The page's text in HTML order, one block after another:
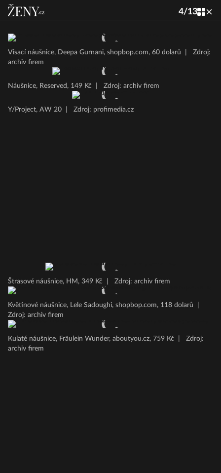
4/13
Visací náušnice, Deepa Gurnani, shopbop.com, 60 dolarů
Zdroj:
archiv firem
Náušnice, Reserved, 149 Kč Zdroj: archiv firem
Y/Project, AW 20 Zdroj: profimedia.cz
Štrasové náušnice, HM, 349 Kč Zdroj: archiv firem
Květinové náušnice, Lele Sadoughi, shopbop.com, 118 dolarů
Zdroj: archiv firem
Kulaté náušnice, Fräulein Wunder, aboutyou.cz, 759 Kč
Zdroj:
archiv firem